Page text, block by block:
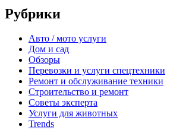
Рубрики
Авто / мото услуги
Дом и сад
Обзоры
Перевозки и услуги спецтехники
Ремонт и обслуживание техники
Строительство и ремонт
Советы эксперта
Услуги для животных
Trends